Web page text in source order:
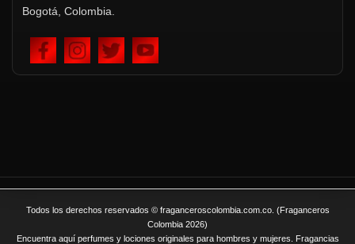
Bogotá, Colombia.
Todos los derechos reservados © fraganceroscolombia.com.co. (Fraganceros
Colombia 2026)
Encuentra aquí perfumes y lociones originales para hombres y mujeres. Fragancias